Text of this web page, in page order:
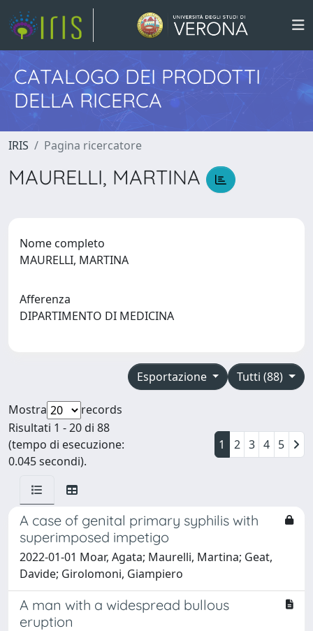
CATALOGO DEI PRODOTTI
DELLA RICERCA
IRIS Pagina ricercatore
MAURELLI, MARTINA
Nome completo
MAURELLI, MARTINA
Afferenza
DIPARTIMENTO DI MEDICINA
Tutti (88)
Esportazione
Mostra
records
Risultati 1 - 20 di 88
(tempo di esecuzione:
0.045 secondi).
1 2 3 4 5
A case of genital primary syphilis with
superimposed impetigo
2022-01-01 Moar, Agata; Maurelli, Martina; Geat,
Davide; Girolomoni, Giampiero
A man with a widespread bullous
eruption